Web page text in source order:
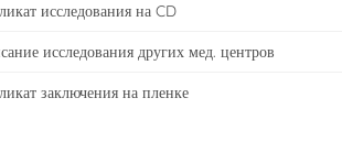
исследования на CD
исследования других мед. центров
заключения на пленке